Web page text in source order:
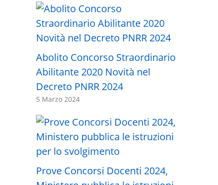
Abolito Concorso Straordinario
Abilitante 2020 Novità nel
Decreto PNRR 2024
5 Marzo 2024
Prove Concorsi Docenti 2024,